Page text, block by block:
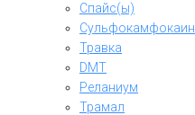
Спайс(ы)
Сульфокамфокаин
Травка
DMT
Реланиум
Трамал